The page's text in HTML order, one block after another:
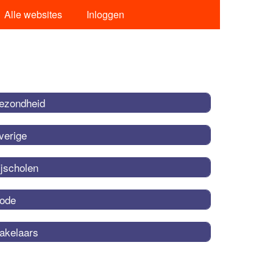
Alle websites Inloggen